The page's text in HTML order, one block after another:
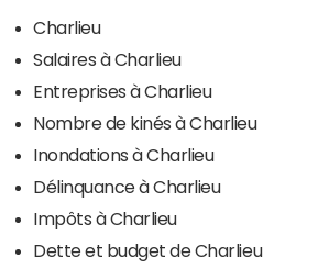
Charlieu
Salaires à Charlieu
Entreprises à Charlieu
Nombre de kinés à Charlieu
Inondations à Charlieu
Délinquance à Charlieu
Impôts à Charlieu
Dette et budget de Charlieu